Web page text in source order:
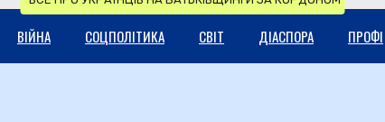
ВІЙНА СОЦПОЛІТИКА СВІТ ДІАСПОРА ПРОФІ